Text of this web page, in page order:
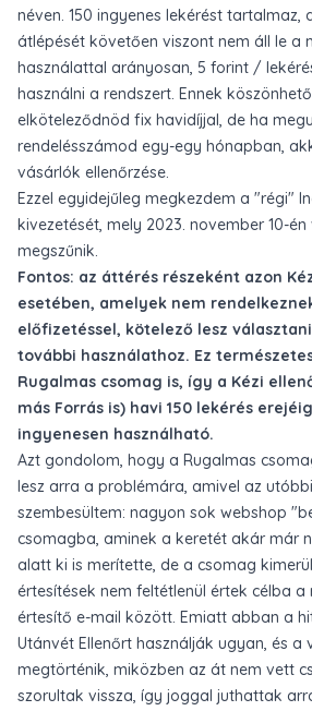
néven. 150 ingyenes lekérést tartalmaz,
átlépését követően viszont nem áll le a
használattal arányosan, 5 forint /
használni a rendszert. Ennek
elköteleződnöd fix havidíjjal, de ha
rendelésszámod egy-egy hónapban,
vásárlók ellenőrzése.
Ezzel egyidejűleg megkezdem a "régi"
kivezetését, mely 2023. november 10-én
megszűnik.
Fontos: az áttérés részeként azon
esetében, amelyek nem
előfizetéssel, kötelező lesz
további használathoz. Ez
Rugalmas csomag is, így a Kézi
más Forrás is) havi 150 lekérés
ingyenesen használható.
Azt gondolom, hogy a Rugalmas
lesz arra a problémára, amivel az
szembesültem: nagyon sok webshop
csomagba, aminek a keretét akár már
alatt ki is merítette, de a csomag
értesítések nem feltétlenül értek célba a
értesítő e-mail között. Emiatt abban a
Utánvét Ellenőrt használják ugyan, és a
megtörténik, miközben az át nem vett
szorultak vissza, így joggal juthattak